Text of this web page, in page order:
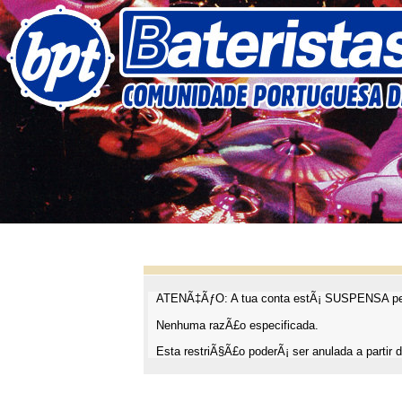
ATENÃ‡ÃƒO: A tua conta estÃ¡ SUSPENSA
Nenhuma razÃ£o especificada.
Esta restriÃ§Ã£o poderÃ¡ ser anulada a partir